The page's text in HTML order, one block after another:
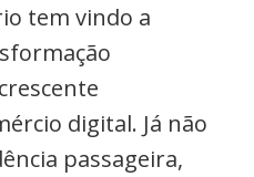
tem vindo a
digital. Já não
passageira,